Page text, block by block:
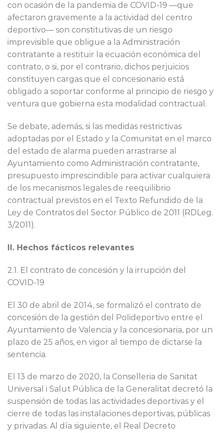
con ocasión de la pandemia de COVID-19 —que
afectaron gravemente a la actividad del centro
deportivo— son constitutivas de un riesgo
imprevisible que obligue a la Administración
contratante a restituir la ecuación económica del
contrato, o si, por el contrario, dichos perjuicios
constituyen cargas que el concesionario está
obligado a soportar conforme al principio de riesgo y
ventura que gobierna esta modalidad contractual.
Se debate, además, si las medidas restrictivas
adoptadas por el Estado y la Comunitat en el marco
del estado de alarma pueden arrastrarse al
Ayuntamiento como Administración contratante,
presupuesto imprescindible para activar cualquiera
de los mecanismos legales de reequilibrio
contractual previstos en el Texto Refundido de la
Ley de Contratos del Sector Público de 2011 (RDLeg.
3/2011).
II. Hechos fácticos relevantes
2.1. El contrato de concesión y la irrupción del
COVID-19
El 30 de abril de 2014, se formalizó el contrato de
concesión de la gestión del Polideportivo entre el
Ayuntamiento de Valencia y la concesionaria, por un
plazo de 25 años, en vigor al tiempo de dictarse la
sentencia.
El 13 de marzo de 2020, la Conselleria de Sanitat
Universal i Salut Pública de la Generalitat decretó la
suspensión de todas las actividades deportivas y el
cierre de todas las instalaciones deportivas, públicas
y privadas. Al día siguiente, el Real Decreto